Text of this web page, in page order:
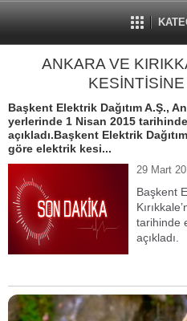
ANKARA VE
Başkent Elektrik Dağıtım A.Ş.,
yerlerinde 1 Nisan 2015
açıkladı.Başkent Elektrik
göre elektrik kesi...
29 Mart
Başkent
tarihinde
açıkladı.